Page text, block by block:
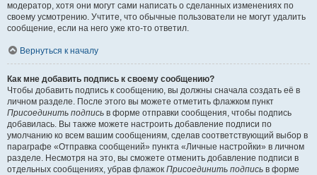
модератор, хотя они могут сами написать о сделанных изменениях по
своему усмотрению. Учтите, что обычные пользователи не могут удалить
сообщение, если на него уже кто-то ответил.
Вернуться к началу
Как мне добавить подпись к своему сообщению?
Чтобы добавить подпись к сообщению, вы должны сначала создать её в
личном разделе. После этого вы можете отметить флажком пункт
Присоединить подпись в форме отправки сообщения, чтобы подпись
добавилась. Вы также можете настроить добавление подписи по
умолчанию ко всем вашим сообщениям, сделав соответствующий выбор в
параграфе «Отправка сообщений» пункта «Личные настройки» в личном
разделе. Несмотря на это, вы сможете отменить добавление подписи в
отдельных сообщениях, убрав флажок Присоединить подпись в форме